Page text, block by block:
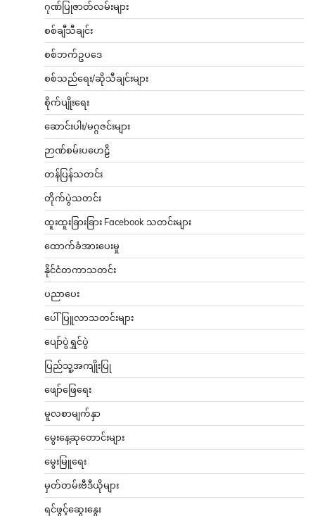
ဂုဏ်ပြုဇာတ်လမ်းများ
စစ်ချီသီချင်း
စစ်ဘက်ဥပဒေ
စစ်သည်ရေး/ဆိုသီချင်းများ
စိုက်ပျိုးရေး
ဆောင်းပါး/မဂ္ဂဇင်းများ
ဉာဏ်စမ်းပဟေဠိ
တန်ပြန်သတင်း
တိုက်ပွဲသတင်း
ထူးထူးခြားခြား Facebook သတင်းများ
ထောက်ခံအားပေးမှု
နိုင်ငံတကာသတင်း
ပညာပေး
ပေါ်ပြူလာသတင်းများ
ပျော်ပွဲရွှင်ပွဲ
ပြည်သူ့အကျိုးပြု
ဖျော်ဖြေရေး
မူလစာမျက်နှာ
မွေးနေ့ဆုတောင်းများ
မွေးမြူရေး
မှတ်တမ်းဗီဒီယိုများ
ရင်ဖွင့်ဆွေးနွေး